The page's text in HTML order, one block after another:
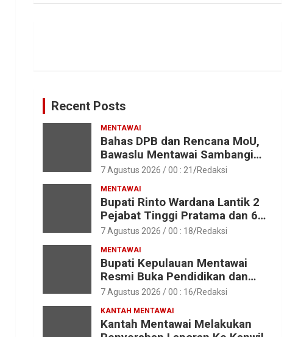
Recent Posts
MENTAWAI
Bahas DPB dan Rencana MoU,
Bawaslu Mentawai Sambangi
Polres Mentawai
7 Agustus 2026 / 00 : 21 Redaksi
MENTAWAI
Bupati Rinto Wardana Lantik 2
Pejabat Tinggi Pratama dan 6
Pejabat Fungsional di
Mentawai
7 Agustus 2026 / 00 : 18 Redaksi
MENTAWAI
Bupati Kepulauan Mentawai
Resmi Buka Pendidikan dan
Pelatihan Calon Paskibraka
7 Agustus 2026 / 00 : 16 Redaksi
KANTAH MENTAWAI
Kantah Mentawai Melakukan